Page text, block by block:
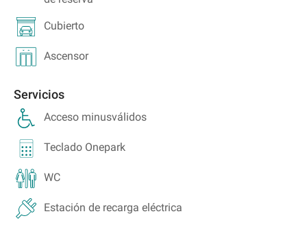
Cubierto
Ascensor
Servicios
Acceso minusválidos
Teclado Onepark
WC
Estación de recarga eléctrica